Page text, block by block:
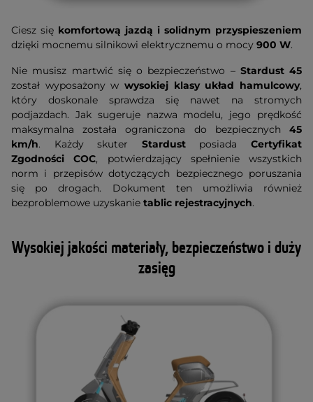
Ciesz się komfortową jazdą i solidnym przyspieszeniem
dzięki mocnemu silnikowi elektrycznemu o mocy 900 W.
Nie musisz martwić się o bezpieczeństwo – Stardust 45
został wyposażony w wysokiej klasy układ hamulcowy,
który doskonale sprawdza się nawet na stromych
podjazdach. Jak sugeruje nazwa modelu, jego prędkość
maksymalna została ograniczona do bezpiecznych 45
km/h. Każdy skuter StardustposiadaCertyfikat
Zgodności COC, potwierdzający spełnienie wszystkich
norm i przepisów dotyczących bezpiecznego poruszania
się po drogach. Dokument ten umożliwia również
bezproblemowe uzyskanie tablic rejestracyjnych.
Wysokiej jakości materiały, bezpieczeństwo i duży
zasięg